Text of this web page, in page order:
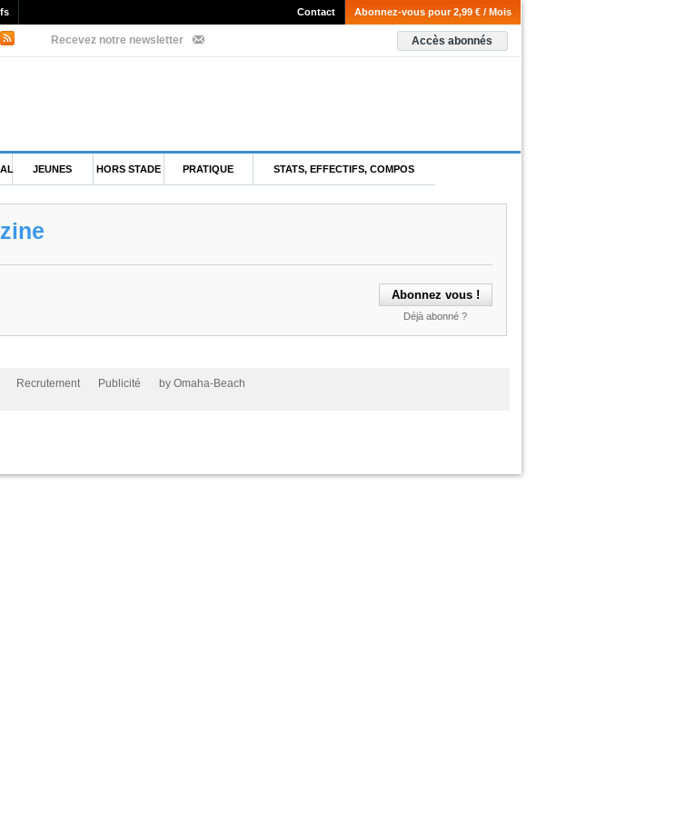
Abonnez-vous pour 2,99 € / Mois
Contact
Recevez notre newsletter Accès abonnés
JEUNES HORS STADE PRATIQUE STATS, EFFECTIFS, COMPOS
Déjà abonné ?
Recrutement Publicité by Omaha-Beach